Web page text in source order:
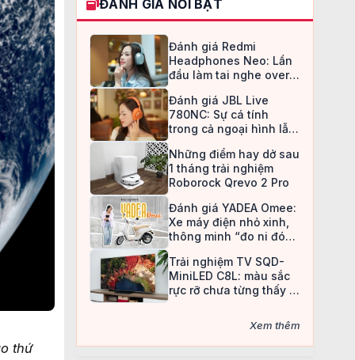
thứ
ĐÁNH GIÁ NỔI BẬT
Đánh giá Redmi
Headphones Neo: Lần
đầu làm tai nghe over-
an toàn
Đánh giá JBL Live
780NC: Sự cá tính
trong cả ngoại hình lẫn
Những điểm hay dở sau
1 tháng trải nghiệm
Roborock Qrevo 2 Pro
Đánh giá YADEA Omee:
Xe máy điện nhỏ xinh,
thông minh “đo ni đóng
Trải nghiệm TV SQD-
MiniLED C8L: màu sắc
rực rỡ chưa từng thấy ở
Xem thêm